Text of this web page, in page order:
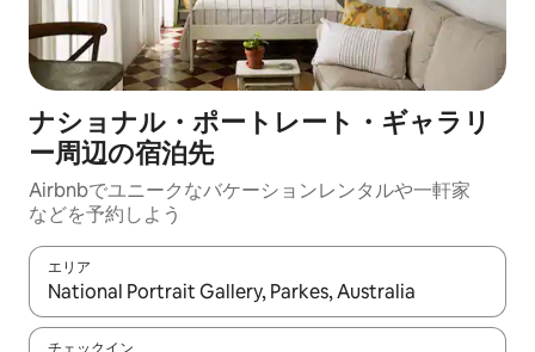
ナショナル・ポートレート・ギャラリ
ー⁠周⁠辺⁠の宿⁠泊⁠先
Airbnbでユニークなバ⁠ケ⁠ー⁠シ⁠ョ⁠ンレ⁠ン⁠タ⁠ルや一⁠軒⁠家
な⁠ど⁠を予⁠約⁠し⁠よ⁠う
エリア
検索結果が表示されたら、上下の矢印キーを使って移動するか